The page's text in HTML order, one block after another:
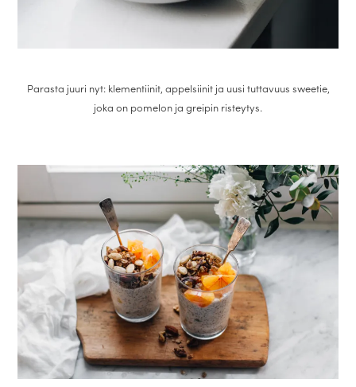
Parasta juuri nyt: klementiinit, appelsiinit ja uusi tuttavuus sweetie,
joka on pomelon ja greipin risteytys.